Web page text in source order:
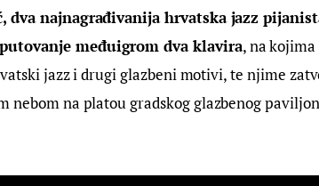
dva najnagrađivanija hrvatska jazz
međuigrom dva klavira, na kojima
jazz i drugi glazbeni motivi, te njime
nebom na platou gradskog glazbenog